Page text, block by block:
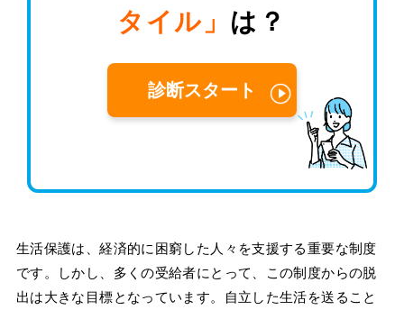
タイル」 は？
診断スタート
生活保護は、経済的に困窮した人々を支援する重要な制度
です。しかし、多くの受給者にとって、この制度からの脱
出は大きな目標となっています。自立した生活を送ること